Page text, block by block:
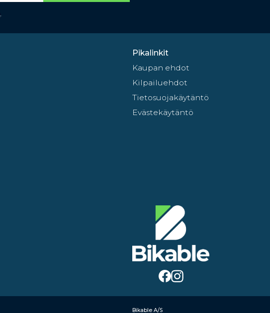
.
Pikalinkit
Kaupan ehdot
Kilpailuehdot
Tietosuojakäytäntö
Evästekäytäntö
Bikable A/S